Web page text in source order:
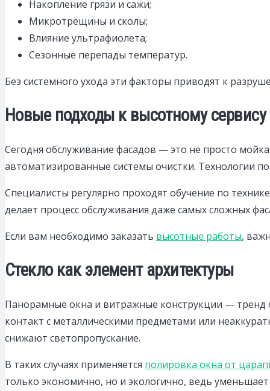
Накопление грязи и сажи;
Микротрещины и сколы;
Влияние ультрафиолета;
Сезонные перепады температур.
Без системного ухода эти факторы приводят к
Новые подходы к высотному сервису
Сегодня обслуживание фасадов — это не просто
автоматизированные системы очистки. Технологии
Специалисты регулярно проходят обучение по
делает процесс обслуживания даже самых сложных
Если вам необходимо заказать высотные работы,
Стекло как элемент архитектуры
Панорамные окна и витражные конструкции — тренд
контакт с металлическими предметами или
снижают светопропускание.
В таких случаях применяется полировка окна от
только экономично, но и экологично, ведь